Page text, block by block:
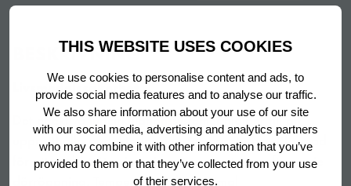
THIS WEBSITE USES COOKIES
We use cookies to personalise content and ads, to
provide social media features and to analyse our traffic.
We also share information about your use of our site
with our social media, advertising and analytics partners
who may combine it with other information that you’ve
provided to them or that they’ve collected from your use
of their services.
BESKRIVNING
Livsmedelssäkerhet
Det effektiva luftcirkulationssystemet hjälper till att
upprätthålla perfekta lagringstemperaturer. Utformad
för att snabbt återvinna innertemperaturen efter varje
dörröppning. Temperaturer för optimal